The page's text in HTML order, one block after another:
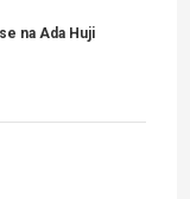
na Ada Huji